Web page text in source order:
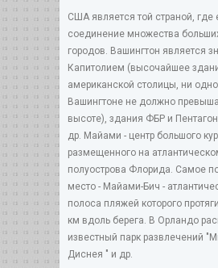
США является той страной, где
соединение множества
городов. Вашингтон является
Капитолием (высочайшее
американской столицы, ни
Вашингтоне не должно
высоте), здания ФБР и
др. Майами - центр большого
размещенного на
полуострова Флорида. Самое
место - Майами-Бич -
полоса пляжей которого
км вдоль берега. В Орландо
известный парк развлечений
Диснея " и др.